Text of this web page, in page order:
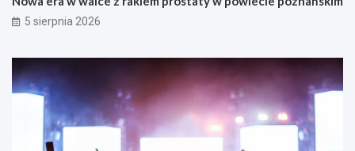
5 sierpnia 2026